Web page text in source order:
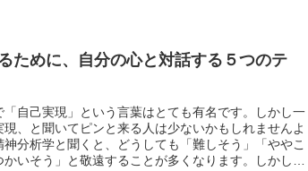
ために、自分の心と対話する５つのテ
「自己実現」という言葉はとても有名です。しかし一
現、と聞いてピンと来る人は少ないかもしれませんよ
神分析学と聞くと、どうしても「難しそう」「ややこ
かいそう」と敬遠することが多くなります。しかし生